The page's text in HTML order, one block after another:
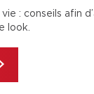
: conseils afin
look.